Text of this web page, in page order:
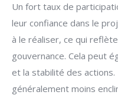
Un fort taux de
leur confiance dans le
à le réaliser, ce qui
gouvernance. Cela peut
et la stabilité des
généralement moins